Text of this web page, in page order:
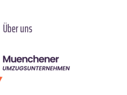
Über uns